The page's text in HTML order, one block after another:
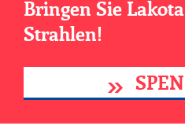
Bringen Sie
Strahlen!